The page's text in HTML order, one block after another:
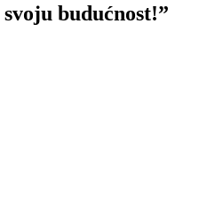
budućnost!”